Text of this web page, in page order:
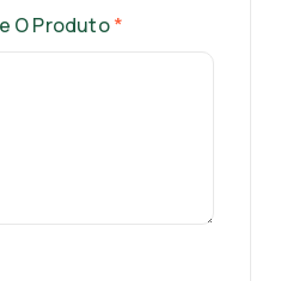
O Produto*